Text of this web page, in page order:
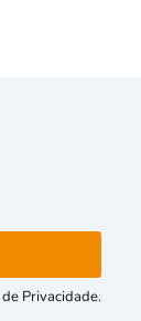
Privacidade.